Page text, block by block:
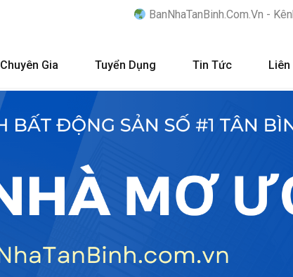
BanNhaTanBinh.Com.Vn - Kênh thông tin số #1
Chuyên Gia Tuyển Dụng Tin Tức Liên